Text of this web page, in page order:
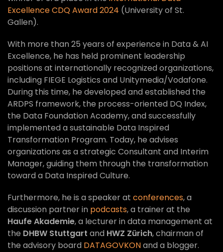
Excellence CDQ Award 2024 (University of St.
Gallen).
With more than 25 years of experience in Data & AI
Excellence, he has held prominent leadership
positions at internationally recognized organizations,
including FIEGE Logistics and Unitymedia/Vodafone.
During this time, he developed and established the
ARDPS framework, the process-oriented DQ Index,
the Data Foundation Academy, and successfully
implemented a sustainable Data Inspired
Transformation Program. Today, he advises
organizations as a strategic Consultant and Interim
Manager, guiding them through the transformation
toward a Data Inspired Culture.
Furthermore, he is a speaker at conferences, a
discussion partner in podcasts, a trainer at the
Haufe Akademie, a lecturer in data management at
the DHBW Stuttgart and HWZ Zürich, chairman of
the advisory board DATAGOVKONand a blogger.